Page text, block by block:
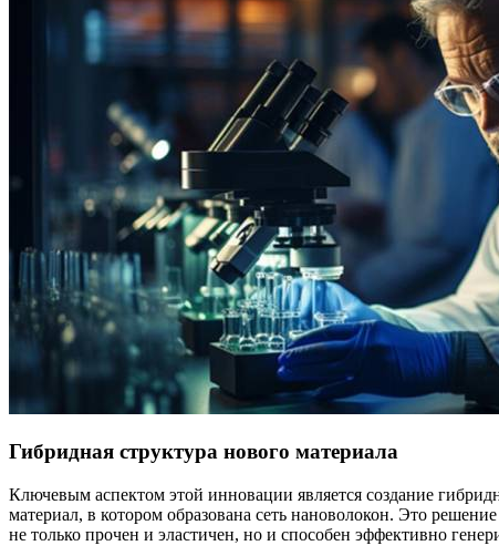
Гибридная структура нового материала
Ключевым аспектом этой инновации является создание
материал, в котором образована сеть нановолокон. Это
не только прочен и эластичен, но и способен эффективно